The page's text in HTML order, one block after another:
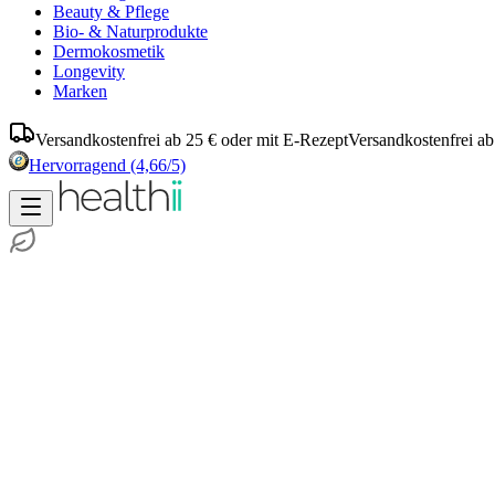
Beauty & Pflege
Bio- & Naturprodukte
Dermokosmetik
Longevity
Marken
Versandkostenfrei ab 25 € oder mit E-RezeptVersandkostenfrei
Hervorragend (4,66/5)